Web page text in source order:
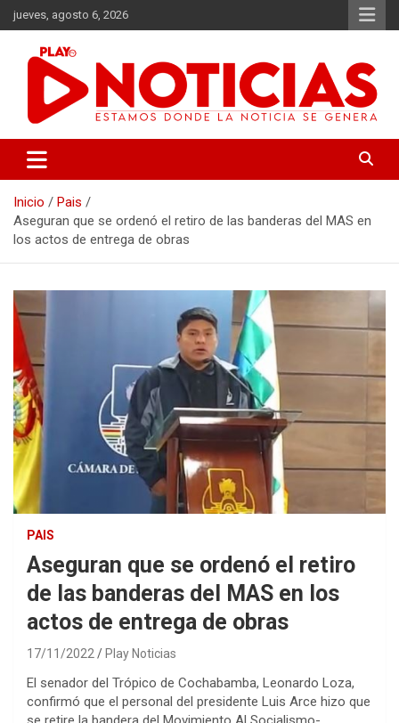
Saltar
al
contenido
jueves, agosto 6, 2026
Play Noticias
Inicio
Pais
Aseguran que se ordenó el retiro de las banderas del MAS en
los actos de entrega de obras
PAIS
Aseguran que se ordenó el retiro
de las banderas del MAS en los
actos de entrega de obras
17/11/2022 Play Noticias
El senador del Trópico de Cochabamba, Leonardo Loza,
confirmó que el personal del presidente Luis Arce hizo que